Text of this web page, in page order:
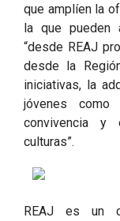
que amplíen la
la que pueden
“desde REAJ
desde la
iniciativas, la
jóvenes
convivencia y
culturas”.
REAJ es un